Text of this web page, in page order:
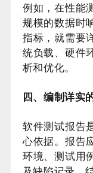
例如，在性能
规模的数据时
指标，就需要
统负载、硬件
析和优化。
四、编制详实
软件测试报告
心依据。报告
环境、测试用